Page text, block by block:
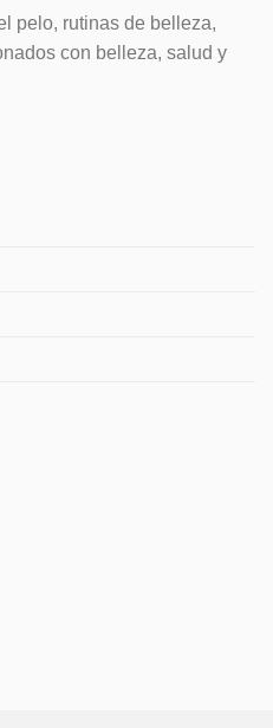
pelo, rutinas de belleza,
con belleza, salud y